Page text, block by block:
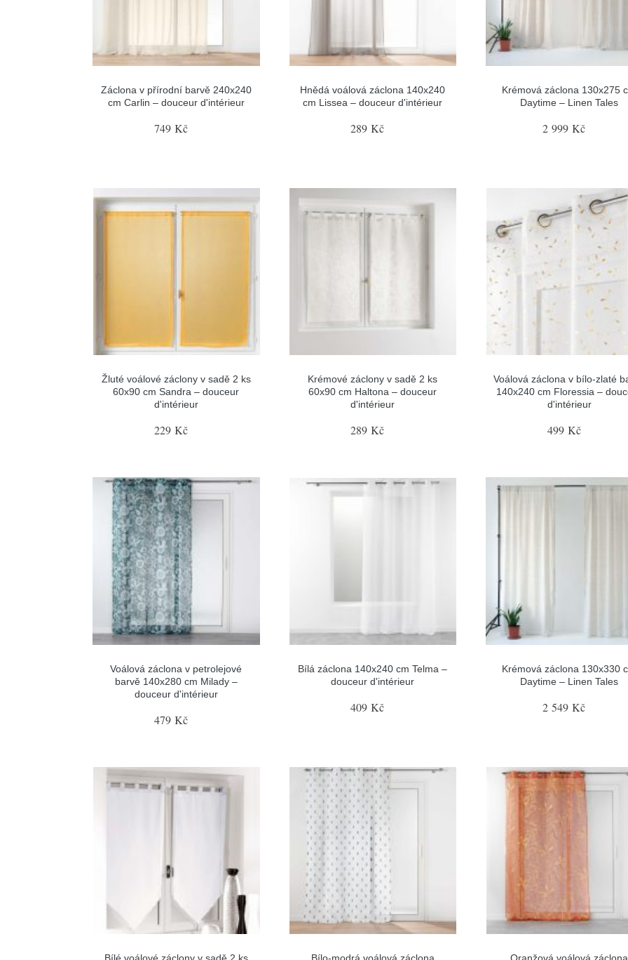
Záclona v přírodní barvě 240x240
cm Carlin – douceur d'intérieur
749 Kč
Hnědá voálová záclona 140x240
cm Lissea – douceur d'intérieur
289 Kč
Krémová záclona 130x275
Daytime – Linen Tales
2 999 Kč
Žluté voálové záclony v sadě 2 ks
60x90 cm Sandra – douceur
d'intérieur
229 Kč
Krémové záclony v sadě 2 ks
60x90 cm Haltona – douceur
d'intérieur
289 Kč
Voálová záclona v bílo-zlaté
140x240 cm Floressia –
d'intérieur
499 Kč
Voálová záclona v petrolejové
barvě 140x280 cm Milady –
douceur d'intérieur
479 Kč
Bílá záclona 140x240 cm Telma –
douceur d'intérieur
409 Kč
Krémová záclona 130x330
Daytime – Linen Tales
2 549 Kč